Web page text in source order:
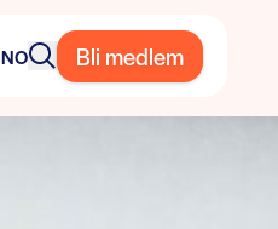
NO Bli medlem